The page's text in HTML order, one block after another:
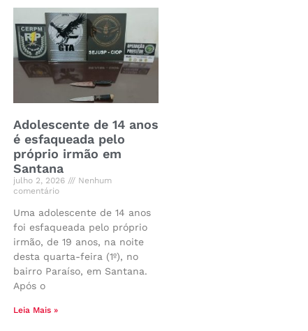
Adolescente de 14 anos
é esfaqueada pelo
próprio irmão em
Santana
julho 2, 2026
Nenhum
comentário
Uma adolescente de 14 anos
foi esfaqueada pelo próprio
irmão, de 19 anos, na noite
desta quarta-feira (1º), no
bairro Paraíso, em Santana.
Após o
Leia Mais »